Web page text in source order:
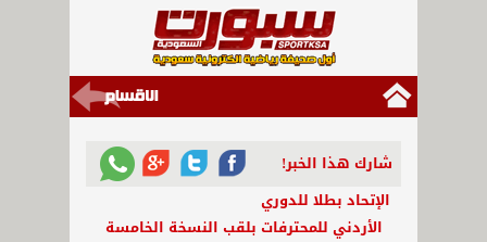
شارك هذا الخبر!
الإتحاد بطلا للدوري
الأردني للمحترفات بلقب النسخة الخامسة